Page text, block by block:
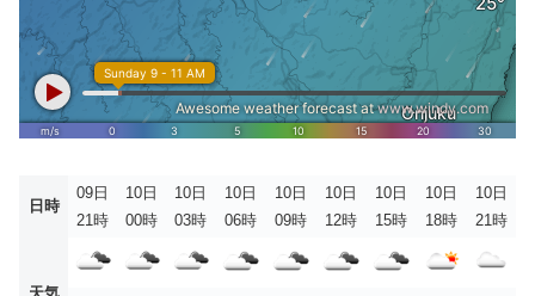
日時
09日
21時
10日
00時
10日
03時
10日
06時
10日
09時
10日
12時
10日
15時
10日
18時
10日
21時